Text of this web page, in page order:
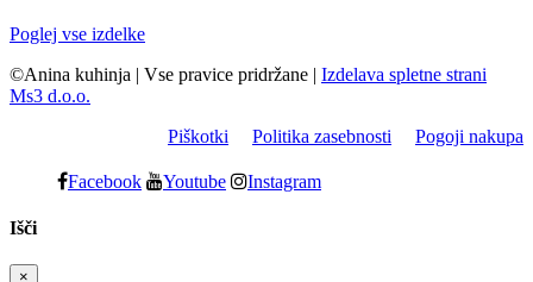
Poglej vse izdelke
©Anina kuhinja | Vse pravice pridržane | Izdelava spletne strani
Ms3 d.o.o.
Piškotki
Politika zasebnosti Pogoji nakupa
Facebook Youtube Instagram
Išči
×